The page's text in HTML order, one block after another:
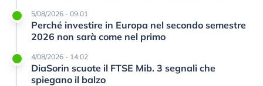
5/08/2026 - 09:01
Perché investire in Europa nel secondo semestre
2026 non sarà come nel primo
4/08/2026 - 14:02
DiaSorin scuote il FTSE Mib. 3 segnali che
spiegano il balzo